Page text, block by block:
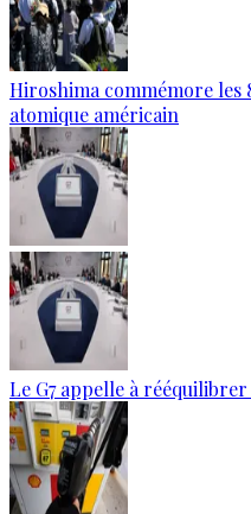
Hiroshima commémore les
atomique américain
Le G7 appelle à